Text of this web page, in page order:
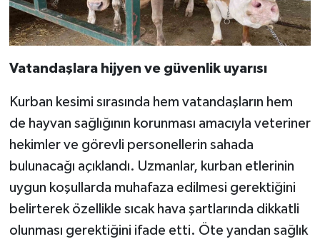
Vatandaşlara hijyen ve güvenlik uyarısı
Kurban kesimi sırasında hem vatandaşların hem
de hayvan sağlığının korunması amacıyla veteriner
hekimler ve görevli personellerin sahada
bulunacağı açıklandı. Uzmanlar, kurban etlerinin
uygun koşullarda muhafaza edilmesi gerektiğini
belirterek özellikle sıcak hava şartlarında dikkatli
olunması gerektiğini ifade etti. Öte yandan sağlık